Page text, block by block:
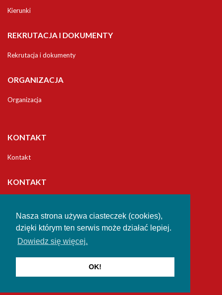
Nasza strona używa ciasteczek (cookies),
dzięki którym ten serwis może działać lepiej.
Dowiedz się więcej.
OK!
Kierunki
REKRUTACJA I DOKUMENTY
Rekrutacja i dokumenty
ORGANIZACJA
Organizacja
KONTAKT
Kontakt
KONTAKT
Jana Długosza w Częstochowie
Studia Podyplomowe
42-200 Częstochowa
al. Zbierskiego 2/4
email:ucku@ujd.edu.pl